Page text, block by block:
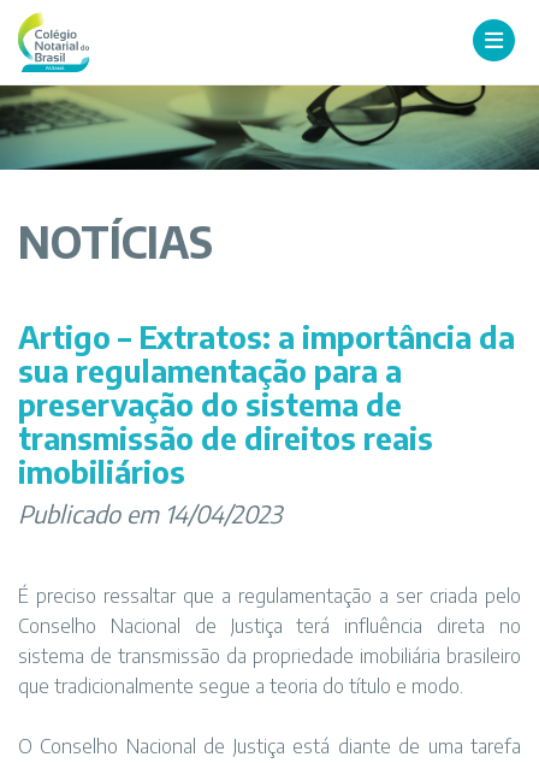
NOTÍCIAS
Artigo – Extratos: a importância da
sua regulamentação para a
preservação do sistema de
transmissão de direitos reais
imobiliários
Publicado em 14/04/2023
É preciso ressaltar que a regulamentação a ser criada pelo
Conselho Nacional de Justiça terá influência direta no
sistema de transmissão da propriedade imobiliária brasileiro
que tradicionalmente segue a teoria do título e modo.
O Conselho Nacional de Justiça está diante de uma tarefa